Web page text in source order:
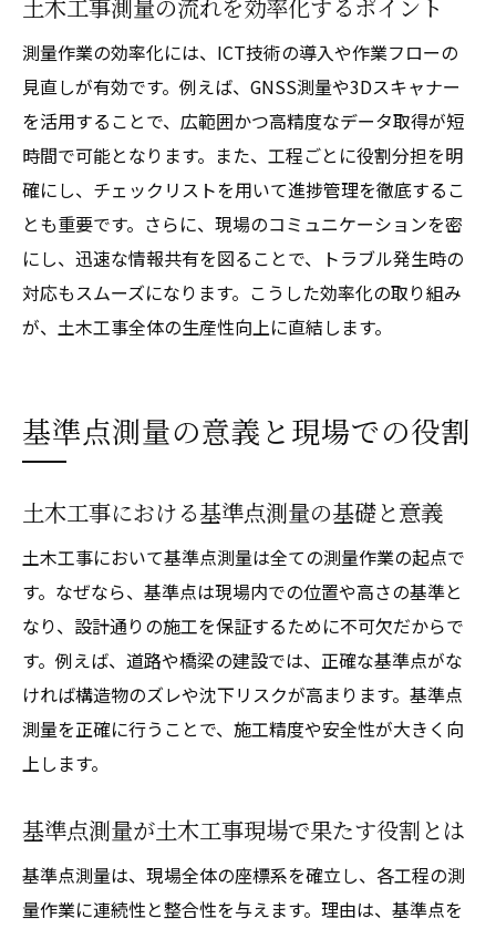
土木工事測量の流れを効率化するポイント
測量作業の効率化には、ICT技術の導入や作業フローの
見直しが有効です。例えば、GNSS測量や3Dスキャナー
を活用することで、広範囲かつ高精度なデータ取得が短
時間で可能となります。また、工程ごとに役割分担を明
確にし、チェックリストを用いて進捗管理を徹底するこ
とも重要です。さらに、現場のコミュニケーションを密
にし、迅速な情報共有を図ることで、トラブル発生時の
対応もスムーズになります。こうした効率化の取り組み
が、土木工事全体の生産性向上に直結します。
基準点測量の意義と現場での役割
土木工事における基準点測量の基礎と意義
土木工事において基準点測量は全ての測量作業の起点で
す。なぜなら、基準点は現場内での位置や高さの基準と
なり、設計通りの施工を保証するために不可欠だからで
す。例えば、道路や橋梁の建設では、正確な基準点がな
ければ構造物のズレや沈下リスクが高まります。基準点
測量を正確に行うことで、施工精度や安全性が大きく向
上します。
基準点測量が土木工事現場で果たす役割とは
基準点測量は、現場全体の座標系を確立し、各工程の測
量作業に連続性と整合性を与えます。理由は、基準点を